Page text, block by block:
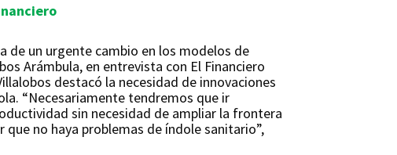
de un urgente cambio en los modelos de
Arámbula, en entrevista con El Financiero
destacó la necesidad de innovaciones
“Necesariamente tendremos que ir
sin necesidad de ampliar la frontera
no haya problemas de índole sanitario”,